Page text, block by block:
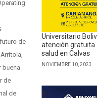
de
buena
de
de
Universitario
atención gratuita
salud en Calvas
NOVIEMBRE 10, 2023